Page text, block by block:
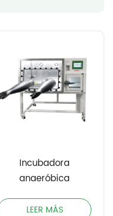
Incubadora
anaeróbica
LEER MÁS